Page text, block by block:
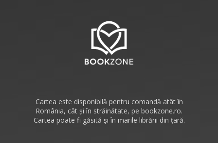
Cartea este disponibilă pentru comandă atât în
România, cât și în străinătate, pe bookzone.ro.
Cartea poate fi găsită și în marile librării din țară.